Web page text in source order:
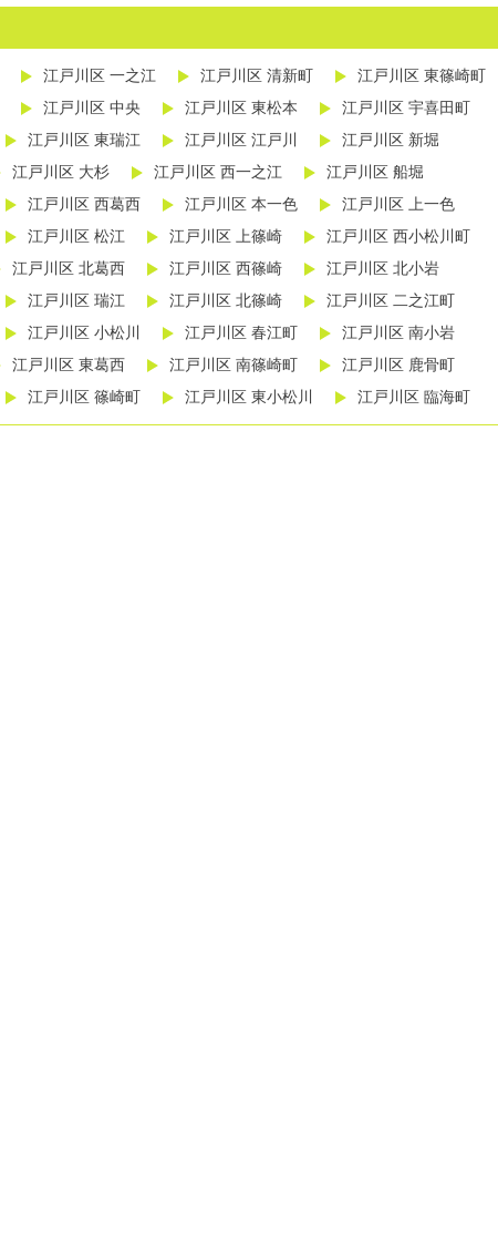
江戸川区 一之江 江戸川区 清新町
江戸川区 東篠崎町
江戸川区 中央 江戸川区 東松本
江戸川区 宇喜田町
江戸川区 東瑞江 江戸川区 江戸川
江戸川区 新堀
江戸川区 大杉 江戸川区 西一之江
江戸川区 船堀
江戸川区 西葛西 江戸川区 本一色
江戸川区 上一色
江戸川区 松江 江戸川区 上篠崎
江戸川区 西小松川町
江戸川区 北葛西 江戸川区 西篠崎
江戸川区 北小岩
江戸川区 瑞江 江戸川区 北篠崎
江戸川区 二之江町
江戸川区 小松川 江戸川区 春江町
江戸川区 南小岩
江戸川区 東葛西 江戸川区 南篠崎町
江戸川区 鹿骨町
江戸川区 篠崎町 江戸川区 東小松川 江戸川区 臨海町